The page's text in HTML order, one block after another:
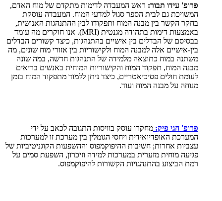
פרופ' עידו תבור: ראש המעבדה לדימות מתקדם של מוח האדם,
המשויכת גם לבית הספר סגול למדעי המוח. המעבדה עוסקת
בחקר הקשר בין מבנה המוח ותפקודו לבין ההתנהגות האנושית,
באמצעות דימות בתהודה מגנטית (MRI). אנו חוקרים מה עומד
בבסיסם של הבדלים בין אישיים בהתנהגות, כיצד קשורים הבדלים
בין-אישיים אלה למבנה המוח ולקישוריות בין אזורי מוח שונים, מה
משתנה במוח כתוצאה מלמידה של התנהגות חדשה, במה שונה
מבנה המוח, תפקוד המוח והקישוריות המוחית באנשים בריאים
לעומת חולים פסיכיאטריים, כיצד ניתן ללמוד מתפקוד המוח בזמן
מנוחה על מבנה המוח ועוד.
פרופ' חגי פיק: מחקרו עוסק בוויסות התגובה לכאב על ידי
המערכת האופדיואידית ויחסי הגומלין בין מערכת זו למערכות
עצביות אחרות; חשיבות ההיפוקמפוס וההשפעות הקוגניטיביות של
פגיעה מוחית מזערית במערכות למידה וזיכרון, השפעת סמים על
רמת הביצוע בהתנהגויות הקשורות להיפוקמפוס.